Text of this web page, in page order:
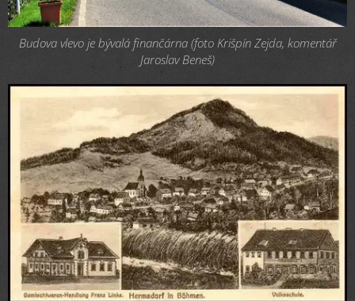
Budova vlevo je bývalá finančárna (foto Krišpín Zejda, komentář
Jaroslav Beneš)